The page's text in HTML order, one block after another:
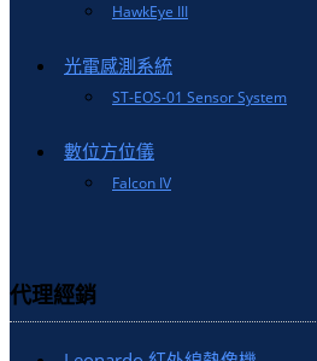
HawkEye III
光電感測系統
ST-EOS-01 Sensor System
數位方位儀
Falcon IV
代理經銷